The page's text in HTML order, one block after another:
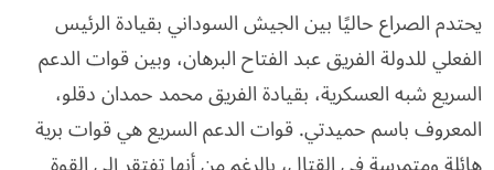
يحتدم الصراع حاليًا بين الجيش السوداني بقيادة الرئيس
الفعلي للدولة الفريق عبد الفتاح البرهان، وبين قوات الدعم
السريع شبه العسكرية، بقيادة الفريق محمد حمدان دقلو،
المعروف باسم حميدتي. قوات الدعم السريع هي قوات برية